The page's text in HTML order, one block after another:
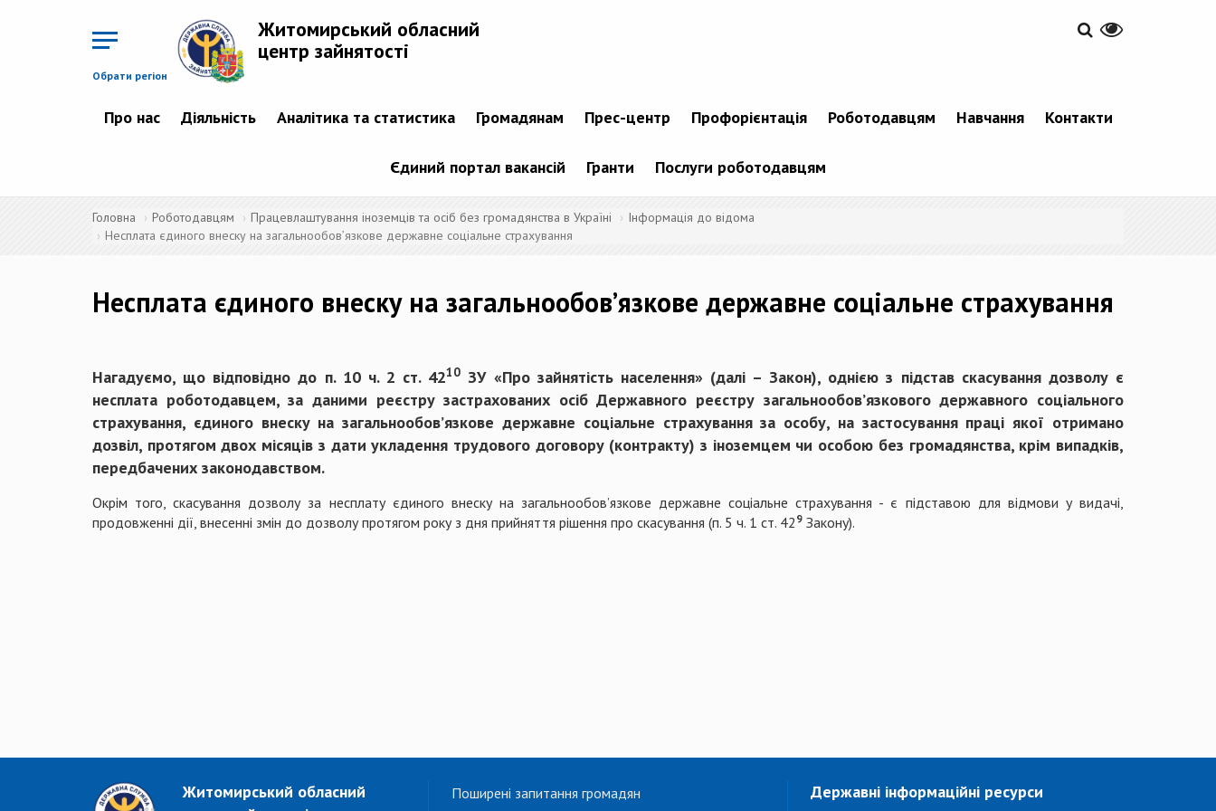
Обрати регіон
Житомирський обласний
центр зайнятості
Про нас Діяльність Аналітика та статистика Громадянам Прес-центр Профорієнтація Роботодавцям Навчання Контакти
Єдиний портал вакансій Гранти Послуги роботодавцям
Головна Роботодавцям Працевлаштування іноземців та осіб без громадянства в Україні
Інформація до відома
Несплата єдиного внеску на загальнообов’язкове державне соціальне страхування
Несплата єдиного внеску на загальнообов’язкове державне соціальне страхування
Нагадуємо, що відповідно до п. 10 ч. 2 ст. 4210 ЗУ «Про зайнятість населення» (далі – Закон), однією з підстав скасування дозволу є
несплата роботодавцем, за даними реєстру застрахованих осіб Державного реєстру загальнообов’язкового державного соціального
страхування, єдиного внеску на загальнообов’язкове державне соціальне страхування за особу, на застосування праці якої отримано
дозвіл, протягом двох місяців з дати укладення трудового договору (контракту) з іноземцем чи особою без громадянства, крім випадків,
передбачених законодавством.
Окрім того, скасування дозволу за несплату єдиного внеску на загальнообов’язкове державне соціальне страхування - є підставою для відмови у видачі,
продовженні дії, внесенні змін до дозволу протягом року з дня прийняття рішення про скасування (п. 5 ч. 1 ст. 42 9 Закону).
Житомирський обласний
Поширені запитання громадян
Державні інформаційні ресурси